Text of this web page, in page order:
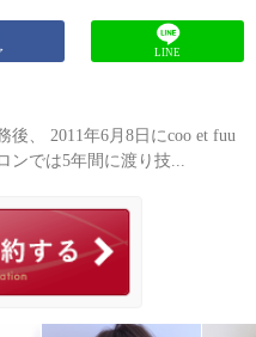
LINE
後、 2011年6月8日にcoo et fuu
ンでは5年間に渡り技...